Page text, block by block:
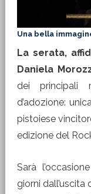
Una bella
La serata,
Daniela
dei principali
d’adozione:
pistoiese
edizione del
Sarà
giorni dall’uscita